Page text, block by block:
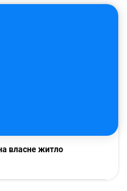
власне житло